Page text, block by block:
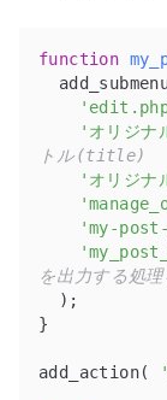
function
'オリジナ
トル(title)
'オリジナ
'my-
を出力する処
}
add_action(